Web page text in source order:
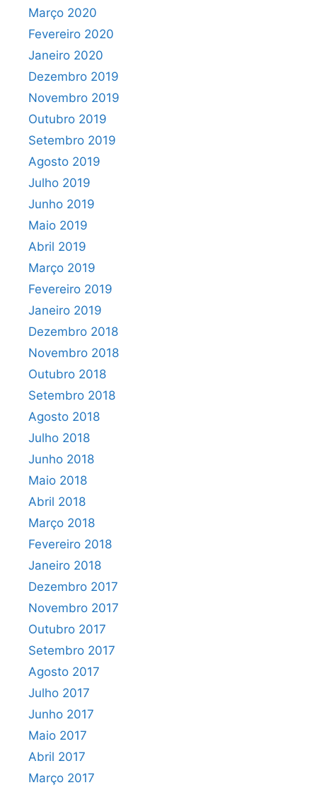
Março 2020
Fevereiro 2020
Janeiro 2020
Dezembro 2019
Novembro 2019
Outubro 2019
Setembro 2019
Agosto 2019
Julho 2019
Junho 2019
Maio 2019
Abril 2019
Março 2019
Fevereiro 2019
Janeiro 2019
Dezembro 2018
Novembro 2018
Outubro 2018
Setembro 2018
Agosto 2018
Julho 2018
Junho 2018
Maio 2018
Abril 2018
Março 2018
Fevereiro 2018
Janeiro 2018
Dezembro 2017
Novembro 2017
Outubro 2017
Setembro 2017
Agosto 2017
Julho 2017
Junho 2017
Maio 2017
Abril 2017
Março 2017